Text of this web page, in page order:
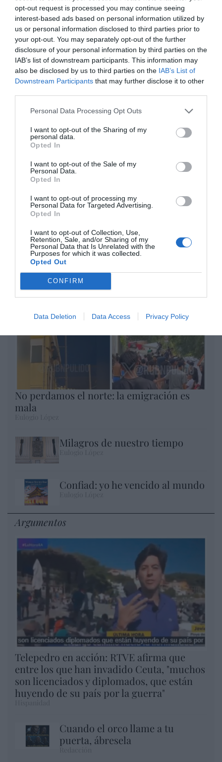
opt-out request is processed you may continue seeing
interest-based ads based on personal information utilized by
us or personal information disclosed to third parties prior to
your opt-out. You may separately opt-out of the further
disclosure of your personal information by third parties on the
IAB’s list of downstream participants. This information may
also be disclosed by us to third parties on the IAB’s List of
Downstream Participants that may further disclose it to other
Personal Data Processing Opt Outs
I want to opt-out of the Sharing of my
personal data.
Opted In
I want to opt-out of the Sale of my
Personal Data.
Opted In
I want to opt-out of processing my
Personal Data for Targeted Advertising.
Opted In
I want to opt-out of Collection, Use,
Retention, Sale, and/or Sharing of my
Personal Data that Is Unrelated with the
Purposes for which it was collected.
Opted Out
CONFIRM
Data Deletion Data Access Privacy Policy
Marcelo Gullo: “El trabajo de desmitificar la
historia, de poner la verdadera, de
desmontar la falsificación, es un trabajo
cristiano"
por Hispanidad
Artículos anteriores
DIARIO DE LA CORRUPCIÓN SANCHISTA
se reunió en el año 2025 hasta seis veces
con Zapatero, mientras se desarrollaba la
investigación judicial sobre la aerolínea
Plus Ultra
Artículos anteriores
Opinión
Enormes minucias
por Eulogio López
No perdamos el norte: la emigración es
mala
Milagros de nuestro tiempo
Confiad: yo he vencido al mundo
Argumentos
Telepedro en acción: RTVE afirma que
entre los que han invadido Ceuta, "muchos
son licenciados y diplomados, que están
huyendo de su país por la guerra"
Cuando el orco llame a tu
puerta, ábresela